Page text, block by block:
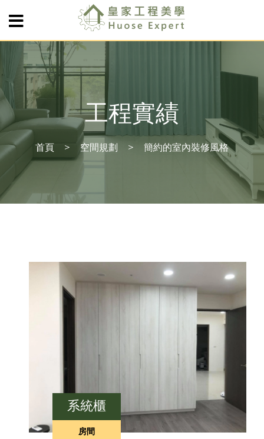
工程實績
首頁 空間規劃 簡約的室內裝修風格
系統櫃
房間